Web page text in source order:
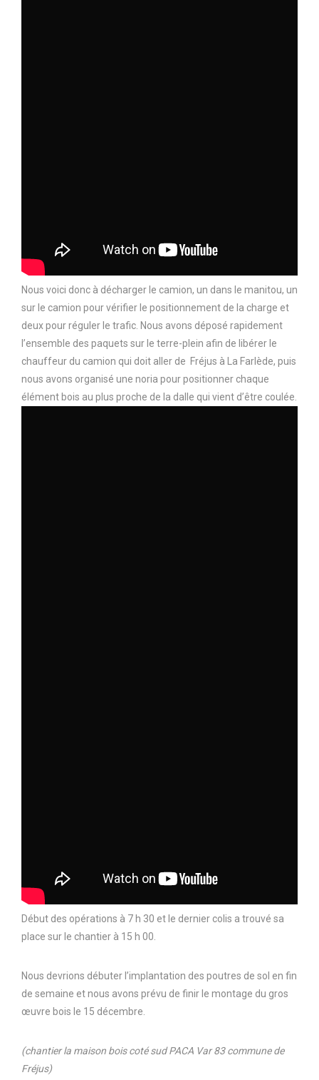
Nous voici donc à décharger le camion, un dans le manitou, un
sur le camion pour vérifier le positionnement de la charge et
deux pour réguler le trafic. Nous avons déposé rapidement
l’ensemble des paquets sur le terre-plein afin de libérer le
chauffeur du camion qui doit aller de Fréjus à La Farlède, puis
nous avons organisé une noria pour positionner chaque
élément bois au plus proche de la dalle qui vient d’être coulée.
Début des opérations à 7 h 30 et le dernier colis a trouvé sa
place sur le chantier à 15 h 00.
Nous devrions débuter l’implantation des poutres de sol en fin
de semaine et nous avons prévu de finir le montage du gros
œuvre bois le 15 décembre.
(chantier la maison bois coté sud PACA Var 83 commune de
Fréjus)